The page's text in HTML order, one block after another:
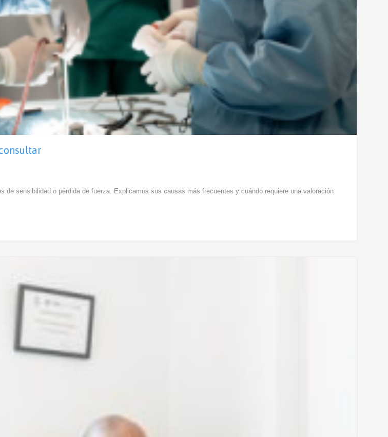
de sensibilidad o pérdida de fuerza. Explicamos sus causas más frecuentes y cuándo requiere una valoración